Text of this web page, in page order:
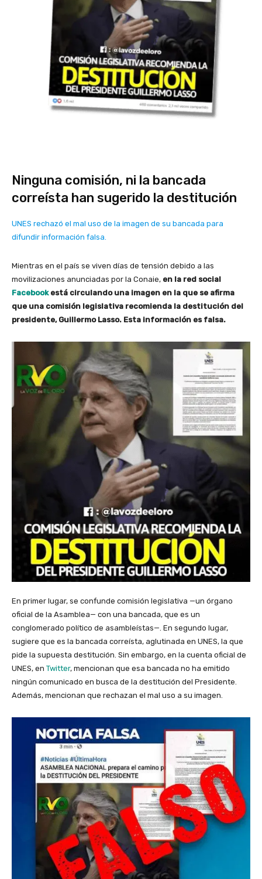
Ninguna comisión, ni la bancada
correísta han sugerido la destitución
UNES rechazó el mal uso de la imagen de su bancada para
difundir información falsa.
Mientras en el país se viven días de tensión debido a las
movilizaciones anunciadas por la Conaie, en la red social
Facebookestá circulando una imagen en la que se afirma
que una comisión legislativa recomienda la destitución del
presidente, Guillermo Lasso. Esta información es falsa.
En primer lugar, se confunde comisión legislativa —un órgano
oficial de la Asamblea— con una bancada, que es un
conglomerado político de asambleístas—. En segundo lugar,
sugiere que es la bancada correísta, aglutinada en UNES, la que
pide la supuesta destitución. Sin embargo, en la cuenta oficial de
UNES, en Twitter, mencionan que esa bancada no ha emitido
ningún comunicado en busca de la destitución del Presidente.
Además, mencionan que rechazan el mal uso a su imagen.